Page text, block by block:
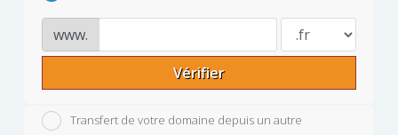
www.
Vérifier
Transfert de votre domaine depuis un autre